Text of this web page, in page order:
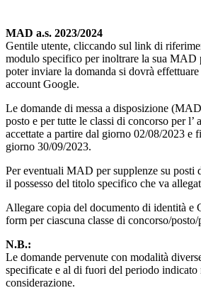
MAD a.s. 2023/2024
Gentile utente, cliccando sul link di
modulo specifico per inoltrare la sua MAD
poter inviare la domanda si dovrà
account Google.
Le domande di messa a disposizione
posto e per tutte le classi di concorso per l’
accettate a partire dal giorno 02/08/2023 e
giorno 30/09/2023.
Per eventuali MAD per supplenze su posti
il possesso del titolo specifico che va
Allegare copia del documento di identità e
form per ciascuna classe di concorso/
N.B.:
Le domande pervenute con modalità
specificate e al di fuori del periodo indicato
considerazione.